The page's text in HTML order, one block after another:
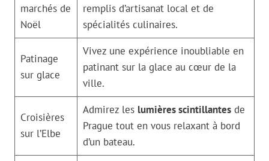
marchés de
Noël
remplis d’artisanat local et de
spécialités culinaires.
Patinage
sur glace
Vivez une expérience inoubliable en
patinant sur la glace au cœur de la
ville.
Croisières
sur l’Elbe
Admirez les lumières scintillantesde
Prague tout en vous relaxant à bord
d’un bateau.